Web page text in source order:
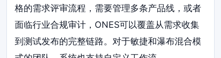
格的需求评审流程，需要管理多条产品线，或者
面临行业合规审计，ONES可以覆盖从需求收集
到测试发布的完整链路。对于敏捷和瀑布混合模